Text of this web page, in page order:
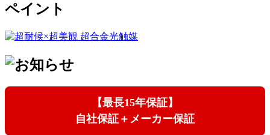
ペイント
【最長15年保証】
自社保証＋メーカー保証